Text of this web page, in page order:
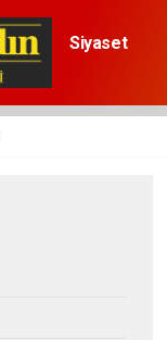
Siyaset
Ekonomi